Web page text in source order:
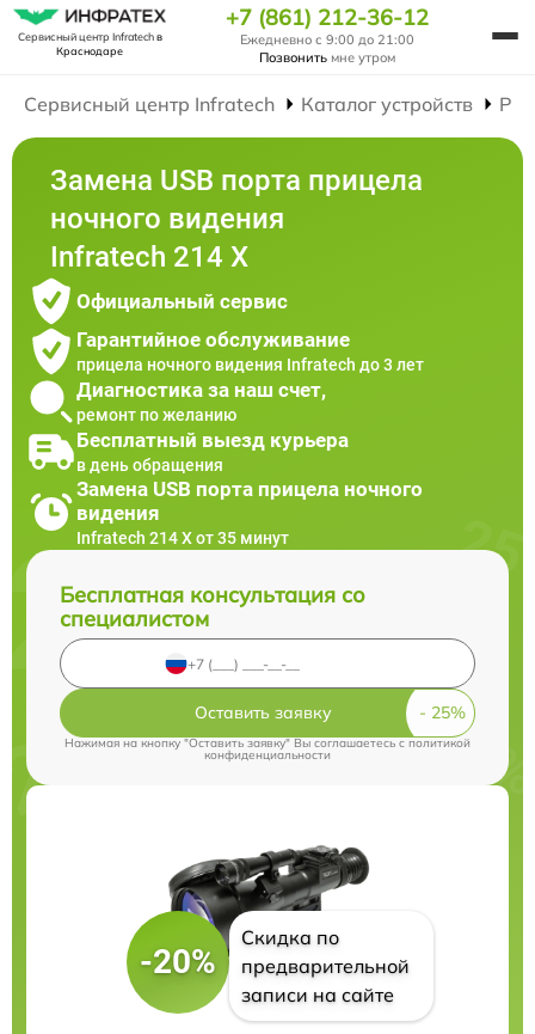
Сервисный центр Infratechв
Краснодаре
+7 (861) 212-36-12
Ежедневно с 9:00 до 21:00
Позвонить мне утром
Сервисный центр Infratech Каталог устройств
Замена USB порта прицела
ночного видения
Infratech 214 Х
Официальный сервис
Гарантийное обслуживание
прицела ночного видения Infratech до 3 лет
Диагностика за наш счет,
ремонт по желанию
Бесплатный выезд курьера
в день обращения
Замена USB порта прицела ночного
видения
Infratech 214 Х от 35 минут
Бесплатная консультация со
специалистом
Оставить заявку
Нажимая на кнопку "Оставить заявку" Вы соглашаетесь cполитикой
конфиденциальности
-20%
Скидка по
предварительной
записи на сайте